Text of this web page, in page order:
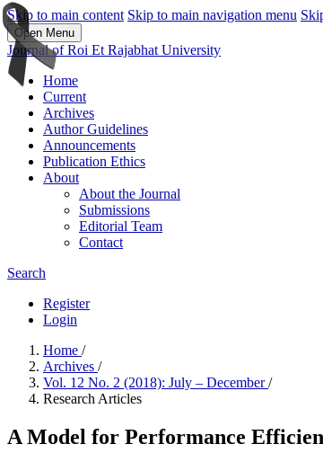
Skip to main content Skip to main navigation menu
Open Menu
Journal of Roi Et Rajabhat University
Home
Current
Archives
Author Guidelines
Announcements
Publication Ethics
About
About the Journal
Submissions
Editorial Team
Contact
Search
Register
Login
Home /
Archives /
Vol. 12 No. 2 (2018): July – December/
Research Articles
A Model for Performance